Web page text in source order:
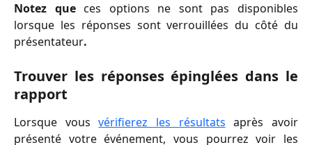
Notez queces options ne sont pas disponibles
lorsque les réponses sont verrouillées du côté du
présentateur.
Trouver les réponses épinglées dans le
rapport
Lorsque vousvérifierez les résultats après avoir
présenté votre événement, vous pourrez voir les